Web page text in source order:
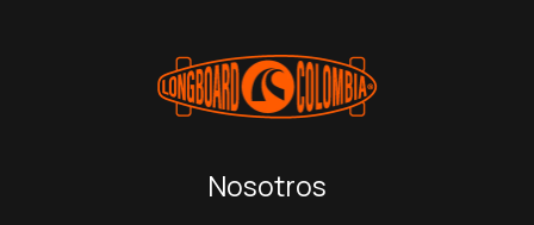
Nosotros